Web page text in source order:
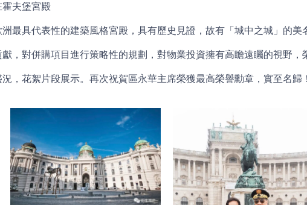
夫堡宮殿
最具代表性的建築風格宮殿，具有歷史見證，故有「城中之城」的美
，對併購項目進行策略性的規劃，對物業投資擁有高瞻遠矚的視野，
，花絮片段展示。再次祝賀區永華主席榮獲最高榮譽勳章，實至名歸！